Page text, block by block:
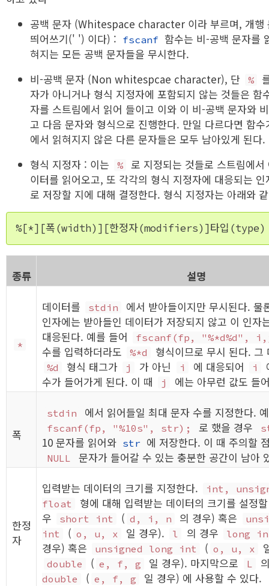
공백 문자 (Whitespace character 이라 부르며, 개행
띄어쓰기(' ') 이다) : fscanf 함수는 비-공백 문자를
혀지는 모든 공백 문자들을 무시한다.
비-공백 문자 (Non whitespcae character), 단
%
자가 아니거나 형식 지정자에 포함되지 않는 것들은 함
자를 스트림에서 읽어 들이고 이와 이 비-공백 문자와
고 다음 문자와 형식으로 진행한다. 만일 다르다면 함
에서 읽혀지지 않은 다른 문자들은 모두 남아있게 된다.
형식 지정자 : 이는
%
로 지정되는 것들로 스트림에
이터를 읽어오고, 또 각각의 형식 지정자에 대응되는
로 저장할 지에 대해 결정한다. 형식 지정자는 아래와
종류 설명
*
데이터를 stdin
에서 받아들이지만 무시된다. 물
인자에는 받아들인 데이터가 저장되지 않고 이 인자
대응된다. 예를 들어
fscanf(fp, "%*d%d",
수를 입력하더라도 %*d 형식이므로 무시 된다. 그
%d 형식 태그가 j 가 아닌 i 에 대응되어 i
수가 들어가게 된다. 이 때
j 에는 아무런 값도 들
폭
stdin 에서 읽어들일 최대 문자 수를 지정한다.
fscanf(fp, "%10s", str); 로 했을 경우
10 문자를 읽어와 str 에 저장한다. 이 때 주의할
NULL 문자가 들어갈 수 있는 충분한 공간이 남아
한정
자
입력받는 데이터의 크기를 지정한다.
int,
float
형에 대해 입력받는 데이터의 크기를 설정
우
short int ( d, i, n 의 경우) 혹은
int
( o, u, x 일 경우). l 의 경우 long
경우) 혹은 unsigned long int ( o, u, x
double ( e, f, g 일 경우). 마지막으로 L
double ( e, f, g 일 경우) 에 사용할 수 있다.